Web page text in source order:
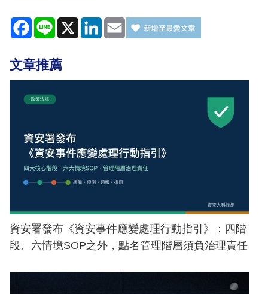
Facebook
Line X LinkedIn
Email
文章推薦
資安署發布《資安事件應變處理行動指引》：四階
段、六情境SOP之外，點名管理階層須負治理責任